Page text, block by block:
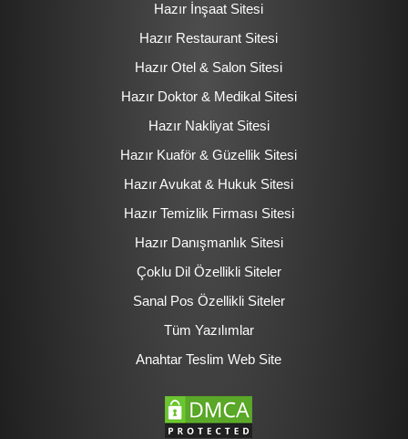
Hazır İnşaat Sitesi
Hazır Restaurant Sitesi
Hazır Otel & Salon Sitesi
Hazır Doktor & Medikal Sitesi
Hazır Nakliyat Sitesi
Hazır Kuaför & Güzellik Sitesi
Hazır Avukat & Hukuk Sitesi
Hazır Temizlik Firması Sitesi
Hazır Danışmanlık Sitesi
Çoklu Dil Özellikli Siteler
Sanal Pos Özellikli Siteler
Tüm Yazılımlar
Anahtar Teslim Web Site